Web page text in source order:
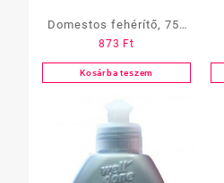
Domestos fehérítő, 750
ml
873 Ft
Kosárba teszem